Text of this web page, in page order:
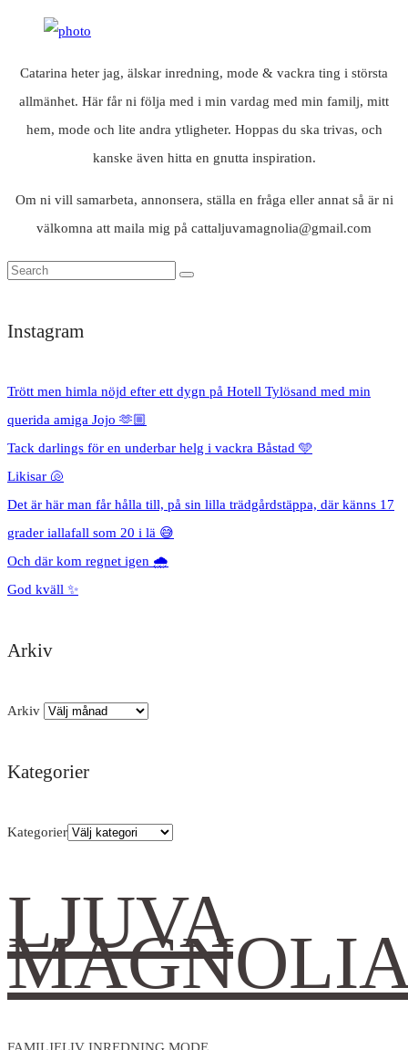
Catarina heter jag, älskar inredning, mode & vackra ting i största
allmänhet. Här får ni följa med i min vardag med min familj, mitt
hem, mode och lite andra ytligheter. Hoppas du ska trivas, och
kanske även hitta en gnutta inspiration.
Om ni vill samarbeta, annonsera, ställa en fråga eller annat så är ni
välkomna att maila mig på cattaljuvamagnolia@gmail.com
Instagram
Trött men himla nöjd efter ett dygn på Hotell Tylösand med min
querida amiga Jojo 🫶🏼
Tack darlings för en underbar helg i vackra Båstad 🩵
Likisar 🐚
Det är här man får hålla till, på sin lilla trädgårdstäppa, där känns 17
grader iallafall som 20 i lä 😅
Och där kom regnet igen 🌧️
God kväll ✨
Arkiv
Arkiv
Kategorier
Kategorier
LJUVA